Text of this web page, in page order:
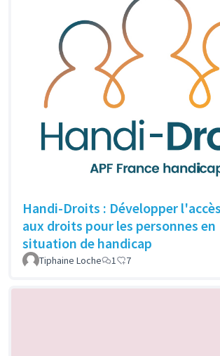
Handi-Droits : Développer l'accès
aux droits pour les personnes en
situation de handicap
Tiphaine Loche 1 7